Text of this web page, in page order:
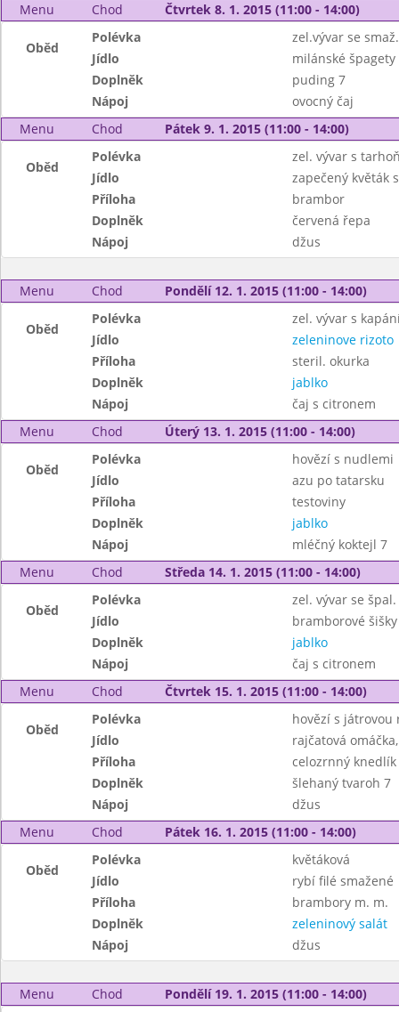
Menu
Chod Čtvrtek 8. 1. 2015 (11:00 - 14:00)
Oběd
Polévka
zel.vývar se
Jídlo
milánské špagety
Doplněk
puding 7
Nápoj
ovocný čaj
Menu
Chod Pátek 9. 1. 2015 (11:00 - 14:00)
Oběd
Polévka
zel. vývar s
Jídlo
zapečený květák
Příloha
brambor
Doplněk
červená řepa
Nápoj
džus
Menu Chod Pondělí 12. 1. 2015 (11:00 - 14:00)
Oběd
Polévka
zel. vývar s
Jídlo
zeleninove rizoto
Příloha
steril. okurka
Doplněk
jablko
Nápoj
čaj s citronem
Menu
Chod Úterý 13. 1. 2015 (11:00 - 14:00)
Oběd
Polévka
hovězí s nudlemi
Jídlo
azu po tatarsku
Příloha
testoviny
Doplněk
jablko
Nápoj
mléčný koktejl 7
Menu
Chod Středa 14. 1. 2015 (11:00 - 14:00)
Oběd
Polévka
zel. vývar se
Jídlo
bramborové
Doplněk
jablko
Nápoj
čaj s citronem
Menu
Chod Čtvrtek 15. 1. 2015 (11:00 - 14:00)
Oběd
Polévka
hovězí s játrovou
Jídlo
rajčatová
Příloha
celozrnný knedlík
Doplněk
šlehaný tvaroh 7
Nápoj
džus
Menu
Chod Pátek 16. 1. 2015 (11:00 - 14:00)
Oběd
Polévka
květáková
Jídlo
rybí filé smažené
Příloha
brambory m. m.
Doplněk
zeleninový salát
Nápoj
džus
Menu Chod Pondělí 19. 1. 2015 (11:00 - 14:00)